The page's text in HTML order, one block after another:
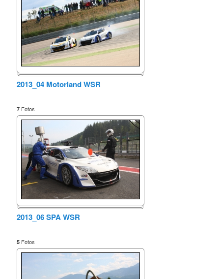
2013_04 Motorland WSR
7 Fotos
2013_06 SPA WSR
5 Fotos